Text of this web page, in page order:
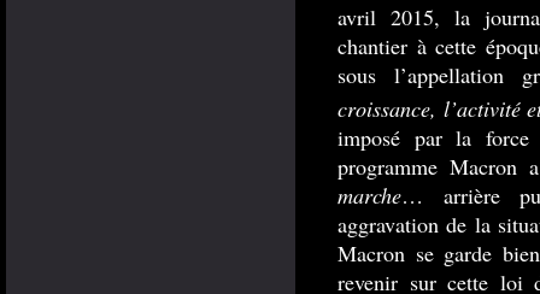
avril 2015, la
chantier à cette
sous l’appellation
croissance, l’activité
imposé par la
programme
marche… arrière
aggravation de la
Macron se garde
revenir sur cette loi